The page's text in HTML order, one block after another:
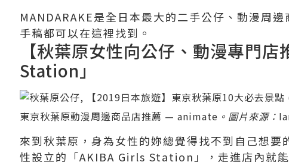
MANDARAKE是全日本最大的二手公仔、動漫周
手稿都可以在這裡找到。
【秋葉原女性向公仔、動漫專門
Station」
東京秋葉原動漫周邊商品店推薦 — animate 。圖片來源：
來到秋葉原，身為女性的妳總覺得找不到自己想
性設立的「AKIBA Girls Station」，走進店內就